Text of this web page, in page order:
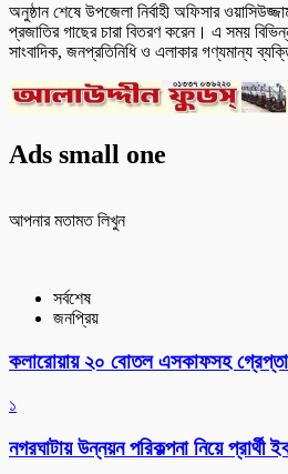
অনুষ্ঠান শেষে উপজেলা নির্বাহী অফিসার
প্রজাতির গাছের চারা বিতরণ করেন। এ সময়
সাংবাদিক, জনপ্রতিনিধি ও এলাকার গণ্যমান্য
Ads small one
আপনার মতামত লিখুন
সর্বশেষ
জনপ্রিয়
কলারোয়ায় ২০ বোতল এসকাফসহ
১
নগরঘাটায় উন্নয়ন পরিকল্পনা নিয়ে